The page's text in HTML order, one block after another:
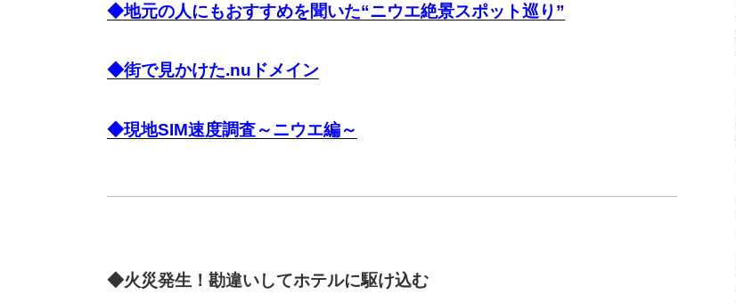
◆地元の人にもおすすめを聞いた“ニウエ絶景スポット巡り”
◆街で見かけた.nuドメイン
◆現地SIM速度調査～ニウエ編～
◆火災発生！勘違いしてホテルに駆け込む